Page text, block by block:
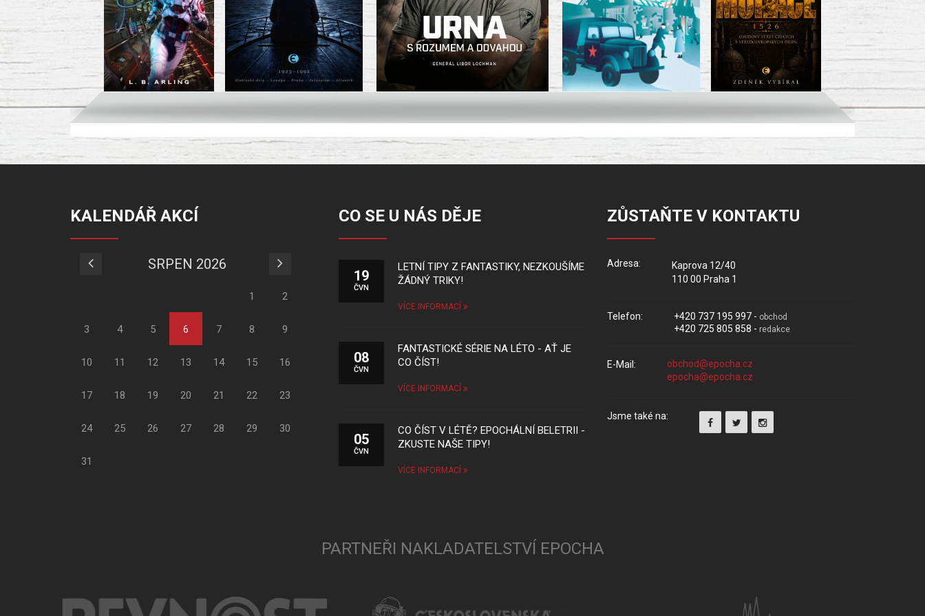
KALENDÁŘ AKCÍ
SRPEN 2026
1 2
3 4 5 6 7 8 9
10 11 12 13 14 15 16
17 18 19 20 21 22 23
24 25 26 27 28 29 30
31
CO SE U NÁS DĚJE
19
ČVN
LETNÍ TIPY Z FANTASTIKY, NEZKOUŠÍME
ŽÁDNÝ TRIKY!
VÍCE INFORMACÍ
08
ČVN
FANTASTICKÉ SÉRIE NA LÉTO - AŤ JE
CO ČÍST!
VÍCE INFORMACÍ
05
ČVN
CO ČÍST V LÉTĚ? EPOCHÁLNÍ BELETRII -
ZKUSTE NAŠE TIPY!
VÍCE INFORMACÍ
ZŮSTAŇTE V KONTAKTU
Adresa:
Kaprova 12/40
110 00 Praha 1
Telefon: +420 737 195 997 - obchod
+420 725 805 858 - redakce
E-Mail:
Jsme také na:
PARTNEŘI NAKLADATELSTVÍ EPOCHA